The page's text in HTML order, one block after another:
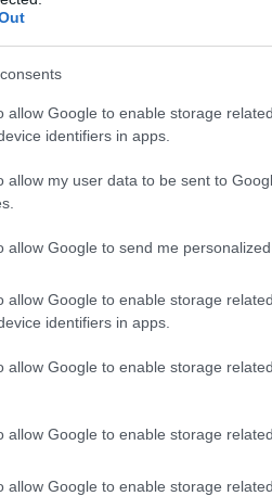
allow Google to enable storage
identifiers in apps.
allow my user data to be sent to
allow Google to send me personalized
allow Google to enable storage
identifiers in apps.
allow Google to enable storage
allow Google to enable storage
allow Google to enable storage
cliccandoqui
nella sezione Login
dal
i tuoi video e le tue
+39 345 356 7512